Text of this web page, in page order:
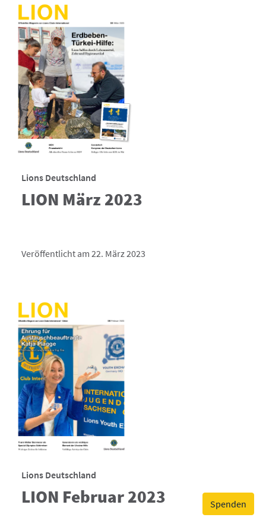
Spenden
Lions Deutschland
LION März 2023
Veröffentlicht am 22. März 2023
Lions Deutschland
LION Februar 2023